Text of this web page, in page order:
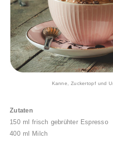
Kanne, Zuckertopf und
Zutaten
150 ml frisch gebrühter Espresso
400 ml Milch